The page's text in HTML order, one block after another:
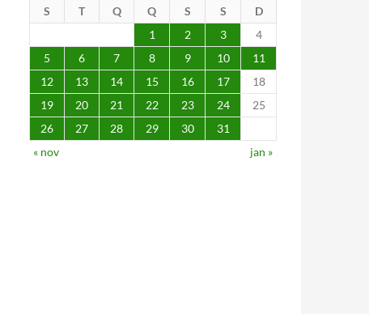
S T Q Q S S
D
1
2 3
4
5
6 7 8 9 10
11
12
13 14 15 16 17
18
19
20 21 22 23 24
25
26
27 28 29 30
31
« nov
jan »